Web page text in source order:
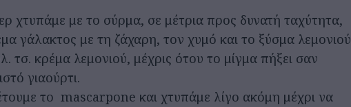
χτυπάμε με το σύρμα, σε μέτρια προς δυνατή ταχύτητα,
γάλακτος με τη ζάχαρη, τον χυμό και το ξύσμα λεμονιού
τσ. κρέμα λεμονιού, μέχρις ότου το μίγμα πήξει σαν
γιαούρτι.
το mascarpone και χτυπάμε λίγο ακόμη μέχρι να